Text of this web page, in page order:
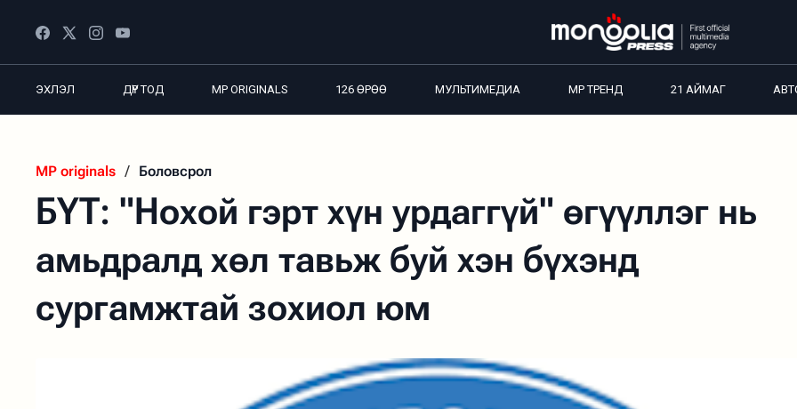
ЭХЛЭЛ ДҮР ТОД MP ORIGINALS 126 ӨРӨӨ МУЛЬТИМЕДИА MP ТРЕНД 21 АЙМАГ
MP originals / Боловсрол
БҮТ: "Нохой гэрт хүн урдаггүй" өгүүллэг нь
амьдралд хөл тавьж буй хэн бүхэнд
сургамжтай зохиол юм